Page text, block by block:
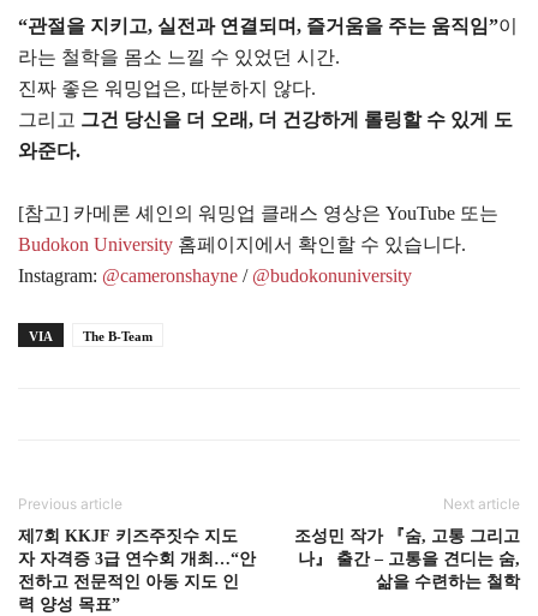
“관절을 지키고, 실전과 연결되며, 즐거움을 주는 움직임”이
라는 철학을 몸소 느낄 수 있었던 시간.
진짜 좋은 워밍업은, 따분하지 않다.
그리고 그건 당신을 더 오래, 더 건강하게 롤링할 수 있게 도
와준다.
[참고] 카메론 셰인의 워밍업 클래스 영상은 YouTube 또는
Budokon University 홈페이지에서 확인할 수 있습니다.
Instagram: @cameronshayne / @budokonuniversity
VIA The B-Team
Previous article
제7회 KKJF 키즈주짓수 지도
자 자격증 3급 연수회 개최…“안
전하고 전문적인 아동 지도 인
력 양성 목표”
Next article
조성민 작가 『숨, 고통 그리고
나』 출간 – 고통을 견디는 숨,
삶을 수련하는 철학